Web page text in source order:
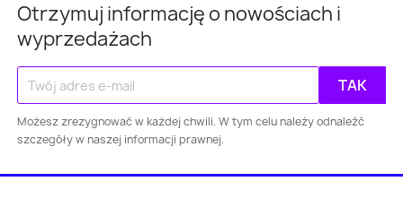
Warszawa
Gdańsk Bydgoszcz
Katowice Gdynia
Otrzymuj informację o nowościach i
wyprzedażach
Możesz zrezygnować w każdej chwili. W tym celu należy odnaleźć
szczegóły w naszej informacji prawnej.